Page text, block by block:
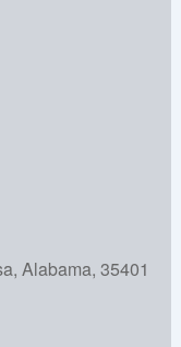
Alabama, 35401